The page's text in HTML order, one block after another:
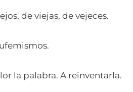
de viejas, de vejeces.
la palabra. A reinventarla.